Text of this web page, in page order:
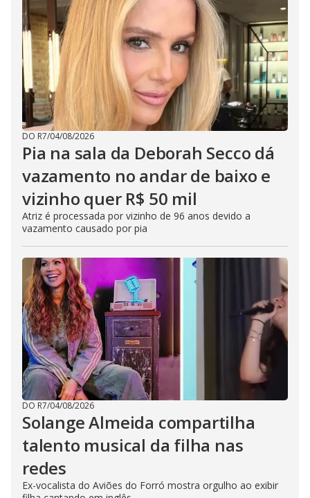
DO R7/04/08/2026
Pia na sala da Deborah Secco dá
vazamento no andar de baixo e
vizinho quer R$ 50 mil
Atriz é processada por vizinho de 96 anos devido a
vazamento causado por pia
DO R7/04/08/2026
Solange Almeida compartilha
talento musical da filha nas
redes
Ex-vocalista do Aviões do Forró mostra orgulho ao exibir